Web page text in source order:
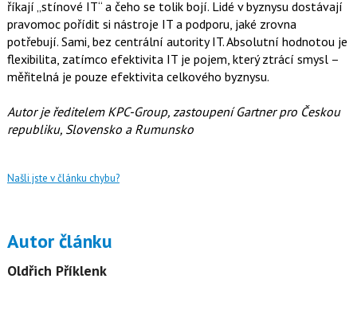
říkají „stínové IT“ a čeho se tolik bojí. Lidé v byznysu dostávají
pravomoc pořídit si nástroje IT a podporu, jaké zrovna
potřebují. Sami, bez centrální autority IT. Absolutní hodnotou je
flexibilita, zatímco efektivita IT je pojem, který ztrácí smysl –
měřitelná je pouze efektivita celkového byznysu.
Autor je ředitelem KPC-Group, zastoupení Gartner pro Českou
republiku, Slovensko a Rumunsko
Našli jste v článku chybu?
Autor článku
Oldřich Příklenk